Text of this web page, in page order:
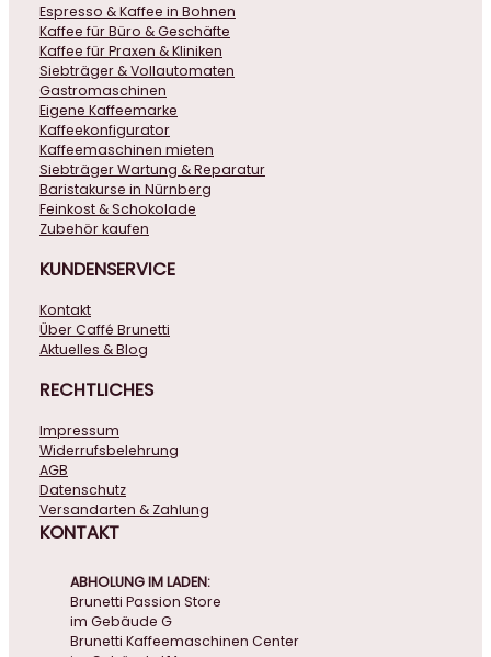
Espresso & Kaffee in Bohnen
Kaffee für Büro & Geschäfte
Kaffee für Praxen & Kliniken
Siebträger & Vollautomaten
Gastromaschinen
Eigene Kaffeemarke
Kaffeekonfigurator
Kaffeemaschinen mieten
Siebträger Wartung & Reparatur
Baristakurse in Nürnberg
Feinkost & Schokolade
Zubehör kaufen
KUNDENSERVICE
Kontakt
Über Caffé Brunetti
Aktuelles & Blog
RECHTLICHES
Impressum
Widerrufsbelehrung
AGB
Datenschutz
Versandarten & Zahlung
KONTAKT
ABHOLUNG IM LADEN:
Brunetti Passion Store
im Gebäude G
Brunetti Kaffeemaschinen Center